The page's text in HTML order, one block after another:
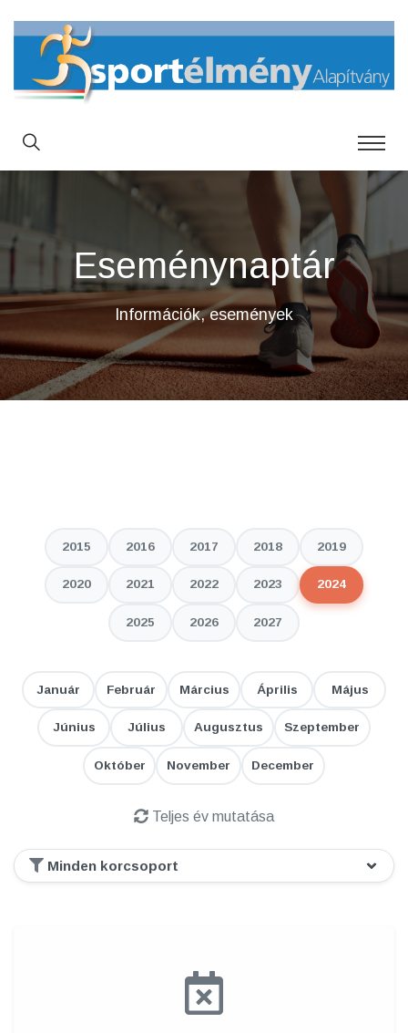
Eseménynaptár
Információk, események
2015 2016 2017 2018 2019
2020 2021 2022 2023 2024
2025 2026 2027
Január Február Március Április Május
Június Július Augusztus Szeptember
Október November December
Teljes év mutatása